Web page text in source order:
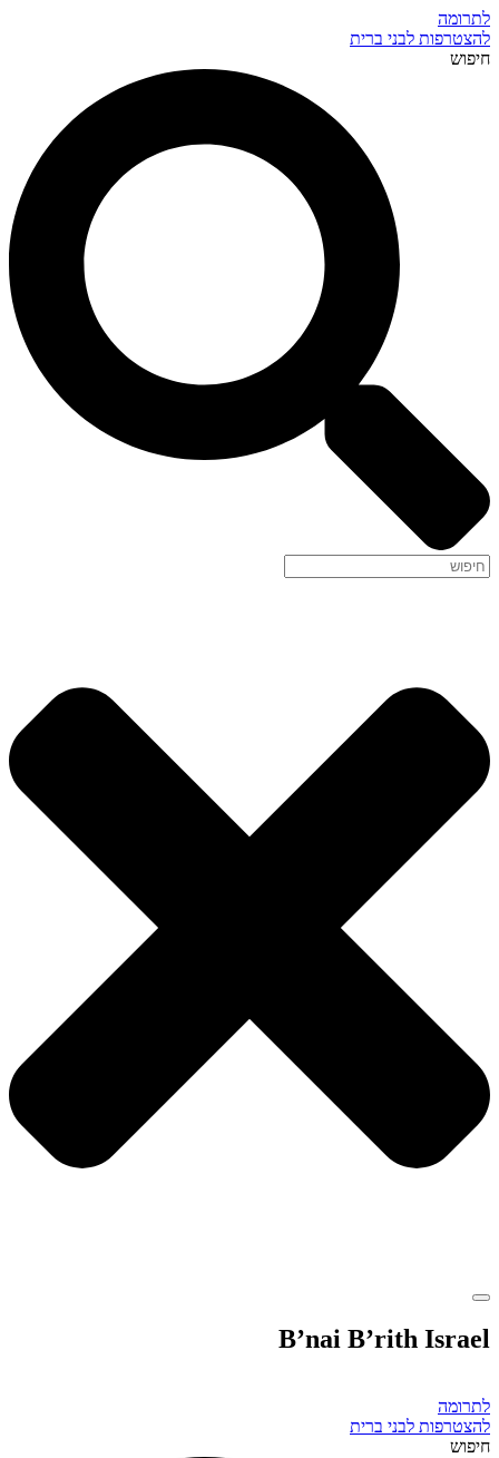
לתרומה
להצטרפות לבני ברית
חיפוש
B’nai B’rith Israel
לתרומה
להצטרפות לבני ברית
חיפוש